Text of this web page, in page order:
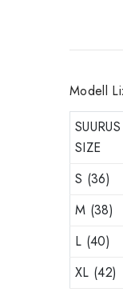
Modell
SUURUS
SIZE
S (36)
M (38)
L (40)
XL (42)